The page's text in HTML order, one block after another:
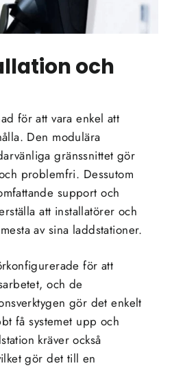
och
för att vara enkel att
Den modulära
gränssnittet gör
problemfri. Dessutom
support och
att installatörer och
av sina laddstationer.
för att
och de
gör det enkelt
få systemet upp och
kräver också
gör det till en